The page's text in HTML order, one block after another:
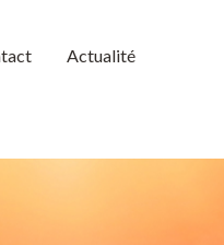
Actualité